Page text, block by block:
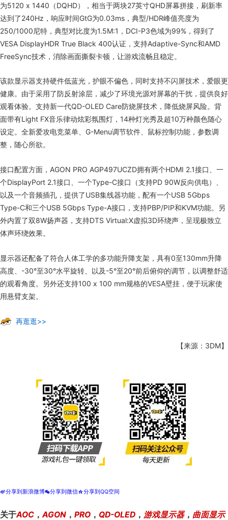
为5120 x 1440（DQHD），相当于两块27英寸QHD屏幕拼接，刷新率
达到了240Hz，响应时间GtG为0.03ms，典型/HDR峰值亮度为
250/1000尼特，典型对比度为1.5M:1，DCI-P3色域为99%，得到了
VESA DisplayHDR True Black 400认证，支持Adaptive-Sync和AMD
FreeSync技术，消除画面撕裂卡顿，让游戏流畅且稳定。
该款显示器支持硬件低蓝光，护眼不偏色，同时支持不闪屏技术，爱眼更
健康。由于采用了防反射涂层，减少了环境光源对屏幕的干扰，提供良好
观看体验。支持新一代QD-OLED Care防烧屏技术，降低烧屏风险。背
面带有Light FX音乐律动炫彩氛围灯，14种灯光秀及超10万种颜色随心
设定。全新爱攻电竞菜单、G-Menu调节软件、鼠标控制功能，参数调
整，随心所欲。
接口配置方面，AGON PRO AGP497UCZD拥有两个HDMI 2.1接口、一
个DisplayPort 2.1接口、一个Type-C接口（支持PD 90W反向供电）、
以及一个音频插孔，提供了USB集线器功能，配有一个USB 5Gbps
Type-C和三个USB 5Gbps Type-A接口，支持PBP/PIP和KVM功能。另
外内置了双8W扬声器，支持DTS Virtual:X虚拟3D环绕声，呈现极致立
体声环绕效果。
显示器还配备了符合人体工学的多功能升降支架，具有0至130mm升降
高度、-30°至30°水平旋转、以及-5°至20°前后俯仰的调节，以调整舒适
的观看角度。另外还支持100 x 100 mm规格的VESA壁挂，便于玩家使
用悬臂支架。
再逛逛>>
【来源：3DM】
t分享到新浪微博w分享到微信z分享到QQ空间
关于AOC ，AGON ， PRO ， QD-OLED ， 游戏显示器， 曲面显示